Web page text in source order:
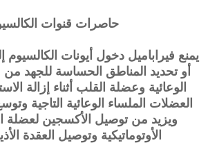
حاصرات قنوات
يمنع فيراباميل دخول أيونات الكالسيوم
أو تحديد المناطق الحساسة للجهد من
الوعائية وعضلة القلب أثناء إزالة
العضلات الملساء الوعائية التاجية
ويزيد من توصيل الأكسجين لعضلة
الأوتوماتيكية وتوصيل العقدة